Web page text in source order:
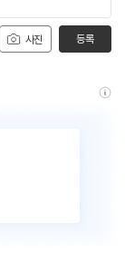
사진 등록